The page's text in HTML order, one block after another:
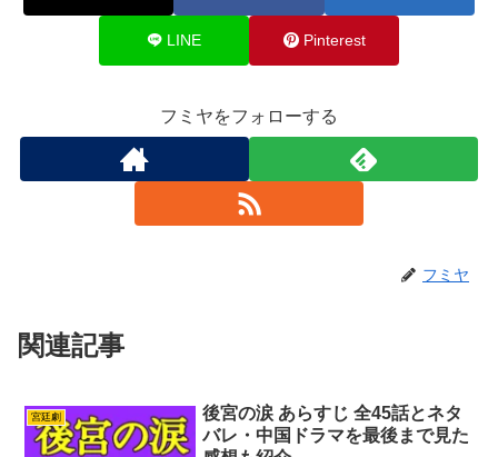
LINE Pinterest
フミヤをフォローする
フミヤ
関連記事
宮廷劇
後宮の涙 あらすじ 全45話とネタ
バレ・中国ドラマを最後まで見た